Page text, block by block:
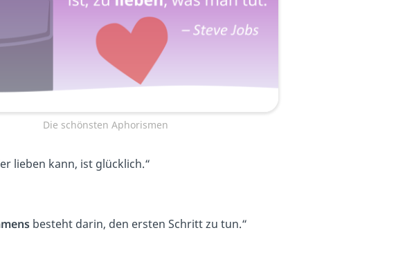
Die schönsten Aphorismen
lieben kann, ist glücklich.“
besteht darin, den ersten Schritt zu tun.“